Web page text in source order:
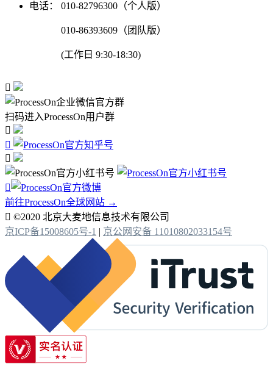
电话：
010-82796300（个人版）
010-86393609（团队版）
(工作日 9:30-18:30)

扫码进入ProcessOn用户群




前往ProcessOn全球网站 →
 ©2020 北京大麦地信息技术有限公司
京ICP备15008605号-1 | 京公网安备 11010802033154号